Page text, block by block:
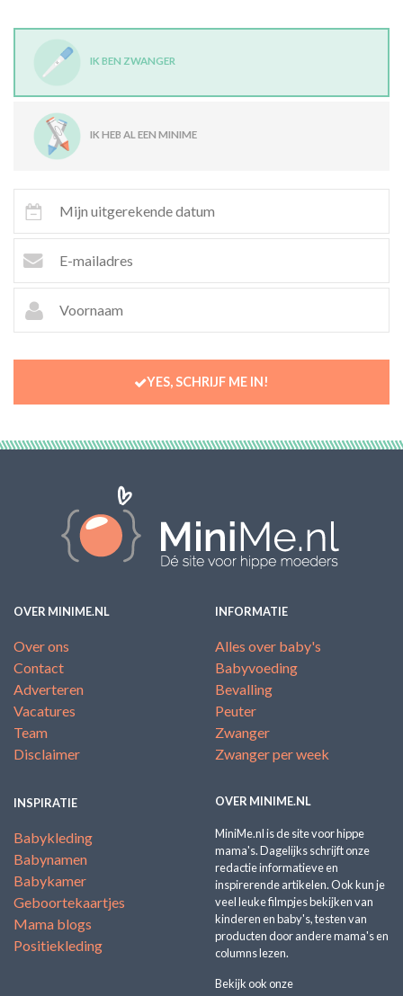
IK BEN ZWANGER
IK HEB AL EEN MINIME
YES, SCHRIJF ME IN!
OVER MINIME.NL
Over ons
Contact
Adverteren
Vacatures
Team
Disclaimer
INFORMATIE
Alles over baby's
Babyvoeding
Bevalling
Peuter
Zwanger
Zwanger per week
INSPIRATIE
Babykleding
Babynamen
Babykamer
Geboortekaartjes
Mama blogs
Positiekleding
OVER MINIME.NL
MiniMe.nl is de site voor hippe
mama's. Dagelijks schrijft onze
redactie informatieve en
inspirerende artikelen. Ook kun je
veel leuke filmpjes bekijken van
kinderen en baby's, testen van
producten door andere mama's en
columns lezen.
Bekijk ook onze